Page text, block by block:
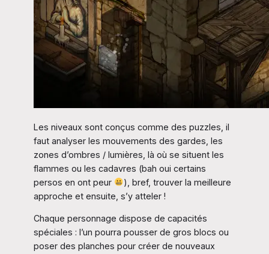
Les niveaux sont conçus comme des puzzles, il
faut analyser les mouvements des gardes, les
zones d’ombres / lumières, là où se situent les
flammes ou les cadavres (bah oui certains
persos en ont peur
), bref, trouver la meilleure
approche et ensuite, s’y atteler !
Chaque personnage dispose de capacités
spéciales : l’un pourra pousser de gros blocs ou
poser des planches pour créer de nouveaux